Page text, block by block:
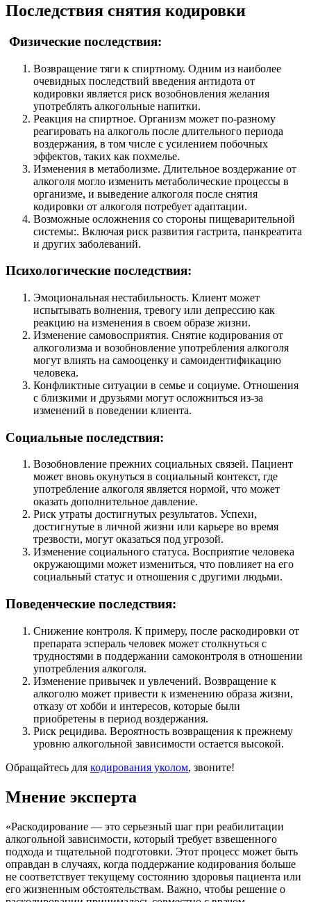
Последствия снятия кодировки
Физические последствия:
Возвращение тяги к спиртному. Одним из наиболее
очевидных последствий введения антидота от
кодировки является риск возобновления желания
употреблять алкогольные напитки.
Реакция на спиртное. Организм может по-разному
реагировать на алкоголь после длительного периода
воздержания, в том числе с усилением побочных
эффектов, таких как похмелье.
Изменения в метаболизме. Длительное воздержание от
алкоголя могло изменить метаболические процессы в
организме, и выведение алкоголя после снятия
кодировки от алкоголя потребует адаптации.
Возможные осложнения со стороны пищеварительной
системы:. Включая риск развития гастрита, панкреатита
и других заболеваний.
Психологические последствия:
Эмоциональная нестабильность. Клиент может
испытывать волнения, тревогу или депрессию как
реакцию на изменения в своем образе жизни.
Изменение самовосприятия. Снятие кодирования от
алкоголизма и возобновление употребления алкоголя
могут влиять на самооценку и самоидентификацию
человека.
Конфликтные ситуации в семье и социуме. Отношения
с близкими и друзьями могут осложниться из-за
изменений в поведении клиента.
Социальные последствия:
Возобновление прежних социальных связей. Пациент
может вновь окунуться в социальный контекст, где
употребление алкоголя является нормой, что может
оказать дополнительное давление.
Риск утраты достигнутых результатов. Успехи,
достигнутые в личной жизни или карьере во время
трезвости, могут оказаться под угрозой.
Изменение социального статуса. Восприятие человека
окружающими может измениться, что повлияет на его
социальный статус и отношения с другими людьми.
Поведенческие последствия:
Снижение контроля. К примеру, после раскодировки от
препарата эспераль человек может столкнуться с
трудностями в поддержании самоконтроля в отношении
употребления алкоголя.
Изменение привычек и увлечений. Возвращение к
алкоголю может привести к изменению образа жизни,
отказу от хобби и интересов, которые были
приобретены в период воздержания.
Риск рецидива. Вероятность возвращения к прежнему
уровню алкогольной зависимости остается высокой.
Обращайтесь для кодирования уколом, звоните!
Мнение эксперта
«Раскодирование — это серьезный шаг при реабилитации
алкогольной зависимости, который требует взвешенного
подхода и тщательной подготовки. Этот процесс может быть
оправдан в случаях, когда поддержание кодирования больше
не соответствует текущему состоянию здоровья пациента или
его жизненным обстоятельствам. Важно, чтобы решение о